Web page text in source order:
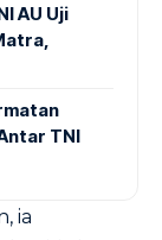
AU Uji
TNI
ia